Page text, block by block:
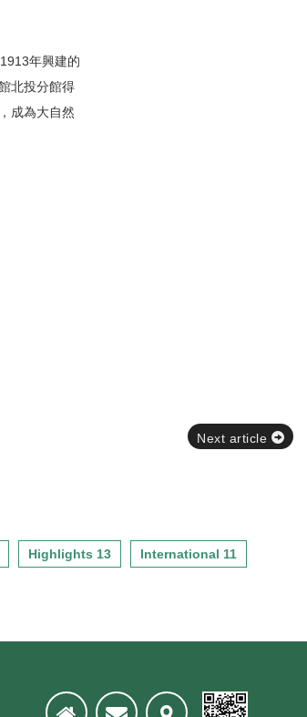
年興建的
北投分館得
成為大自然
Next article
Highlights 13 International 11